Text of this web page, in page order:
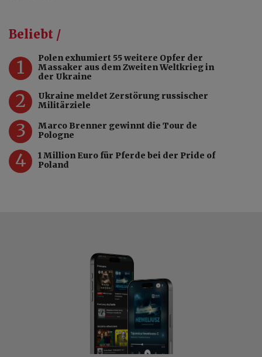
Beliebt /
1
Polen exhumiert 55 weitere Opfer der
Massaker aus dem Zweiten Weltkrieg in
der Ukraine
2
Ukraine meldet Zerstörung russischer
Militärziele
3
Marco Brenner gewinnt die Tour de
Pologne
4
1 Million Euro für Pferde bei der Pride of
Poland